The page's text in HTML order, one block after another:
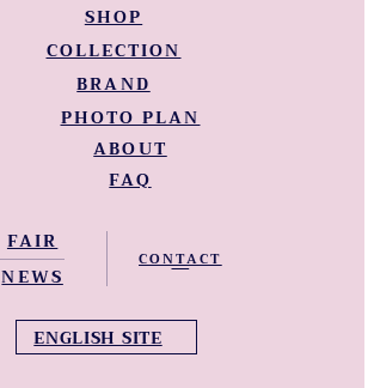
FAIR
NEWS
SHOP
青山店
仙台店
名古屋店
神戸店
福岡店
COLLECTION
NEW LINEUP
WEDDING DRESS
COLOR DRESS
KIMONO
BRAND
KIYOKO HATA WEDDINGS
KIYOKO HATA
KIYOKO HATA Barcelona
PHOTO PLAN
ABOUT
FAQ
ENGLISH SITE